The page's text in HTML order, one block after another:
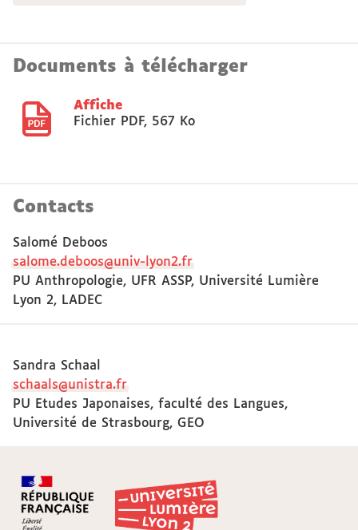
Documents à télécharger
Affiche
Fichier PDF, 567 Ko
Contacts
Salomé Deboos
salome.deboos@univ-lyon2.fr
PU Anthropologie, UFR ASSP, Université Lumière
Lyon 2, LADEC
Sandra Schaal
schaals@unistra.fr
PU Etudes Japonaises, faculté des Langues,
Université de Strasbourg, GEO